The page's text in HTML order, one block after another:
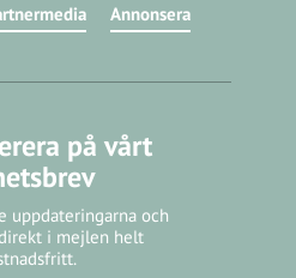
Annonsera
på vårt
uppdateringarna och
i mejlen helt